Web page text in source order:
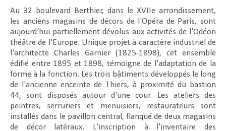
Au 32 boulevard Berthier, dans le XVIIe arrondissement,
les anciens magasins de décors de l'Opéra de Paris, sont
aujourd'hui partiellement dévolus aux activités de l'Odéon
théâtre de l'Europe. Unique projet à caractère industriel de
l'architecte Charles Garnier (1825-1898), cet ensemble
édifié entre 1895 et 1898, témoigne de l'adaptation de la
forme à la fonction. Les trois bâtiments développés le long
de l'ancienne enceinte de Thiers, à proximité du bastion
44, sont disposés autour d'une cour. Les ateliers des
peintres, serruriers et menuisiers, restaurateurs sont
installés dans le pavillon central, flanqué de deux magasins
de décor latéraux. L'inscription à l'inventaire des